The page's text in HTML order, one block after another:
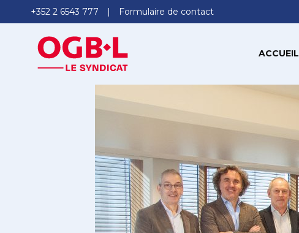
+352 2 6543 777 Formulaire de contact
ACCUEIL